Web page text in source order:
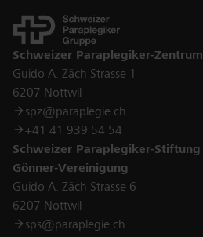
Kontakt
Schweizer Paraplegiker-Zentrum
Guido A. Zäch Strasse 1
6207 Nottwil
spz@paraplegie.ch
+41 41 939 54 54
Schweizer Paraplegiker-Stiftung
Gönner-Vereinigung
Guido A. Zäch Strasse 6
6207 Nottwil
sps@paraplegie.ch